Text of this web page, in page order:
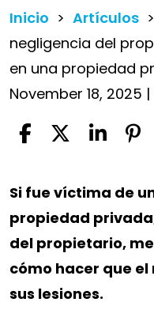
Inicio > Artículos >
negligencia del
en una propiedad
November 18, 2025 |
¿Cómo
probar
la
negligencia
del
Si fue víctima de
propiedad
del propietario,
cómo hacer que
sus lesiones.